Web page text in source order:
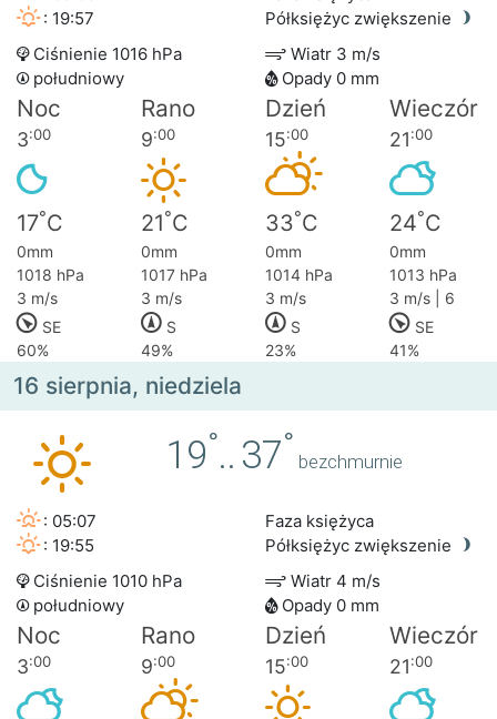
: 19:57
Półksiężyc zwiększenie
Ciśnienie 1016 hPa
Wiatr 3 m/s
południowy
Opady 0 mm
Noc Rano Dzień Wieczór
3:00 9:00 15:00 21:00
17°C 21°C 33°C 24°C
0mm 0mm 0mm
0mm
1018 hPa
1017 hPa 1014 hPa
1013 hPa
3 m/s
3 m/s 3 m/s
3 m/s | 6
SE
S S
SE
60%
49% 23% 41%
16 sierpnia, niedziela
19°.. 37°
bezchmurnie
: 05:07
: 19:55
Faza księżyca
Półksiężyc zwiększenie
Ciśnienie 1010 hPa
Wiatr 4 m/s
południowy
Opady 0 mm
Noc Rano Dzień Wieczór
3:00 9:00 15:00 21:00